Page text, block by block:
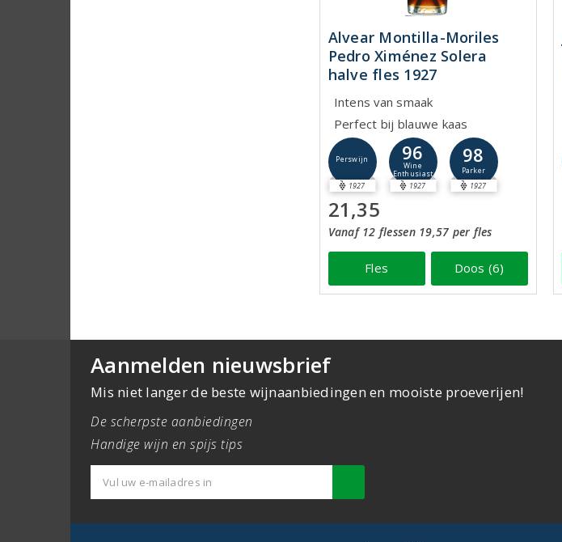
Alvear Montilla-Moriles
Pedro Ximénez Solera
halve fles 1927
Intens van smaak
Perfect bij blauwe kaas
Perswijn
1927
96
Wine
Enthusiast
1927
98
Parker
1927
21,35
Vanaf 12 flessen 19,57 per fles
Fles Doos (6)
Aanmelden nieuwsbrief
Mis niet langer de beste wijnaanbiedingen en mooiste proeverijen!
De scherpste aanbiedingen
Handige wijn en spijs tips